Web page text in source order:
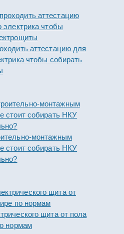
аттестацию для
чтобы собирать
монтажным
стоит собирать НКУ
щита от пола
нормам